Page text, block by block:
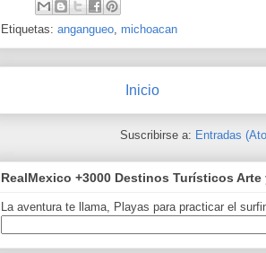
Etiquetas: angangueo michoacan
Inicio
Suscribirse a: Entradas
RealMexico +3000 Destinos Turísticos
La aventura te llama, Playas para practicar el